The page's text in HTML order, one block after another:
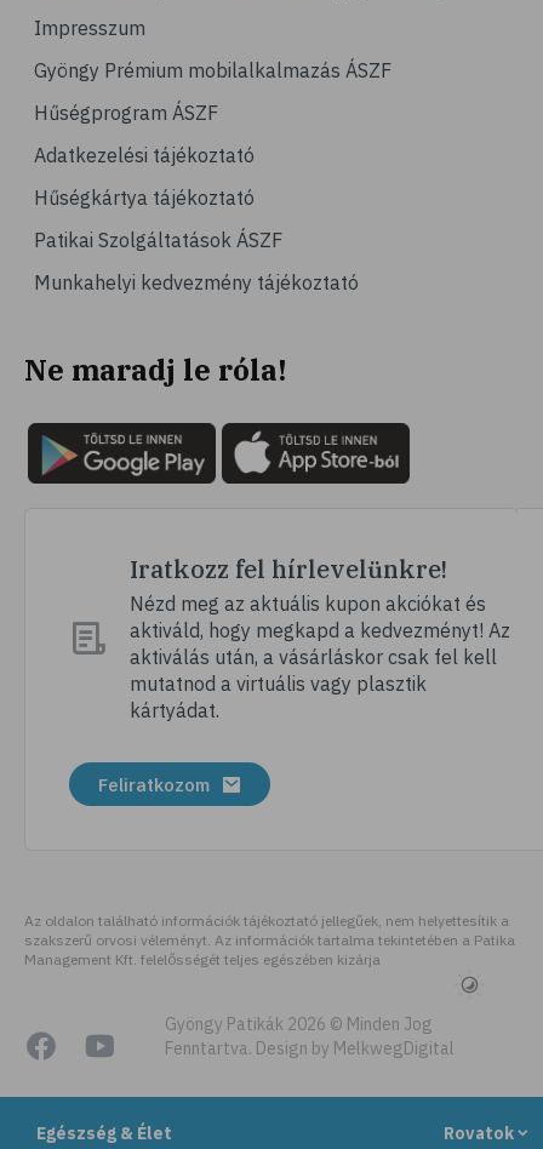
Egészség & Élet Rovatok
Impresszum
Gyöngy Prémium mobilalkalmazás ÁSZF
Hűségprogram ÁSZF
Adatkezelési tájékoztató
Hűségkártya tájékoztató
Patikai Szolgáltatások ÁSZF
Munkahelyi kedvezmény tájékoztató
Ne maradj le róla!
Iratkozz fel hírlevelünkre!
Nézd meg az aktuális kupon akciókat és
aktiváld, hogy megkapd a kedvezményt! Az
aktiválás után, a vásárláskor csak fel kell
mutatnod a virtuális vagy plasztik
kártyádat.
Feliratkozom
Az oldalon található információk tájékoztató jellegűek, nem helyettesítik a
szakszerű orvosi véleményt. Az információk tartalma tekintetében a Patika
Management Kft. felelősségét teljes egészében kizárja
Gyöngy Patikák 2026 © Minden Jog
Fenntartva. Design by MelkwegDigital